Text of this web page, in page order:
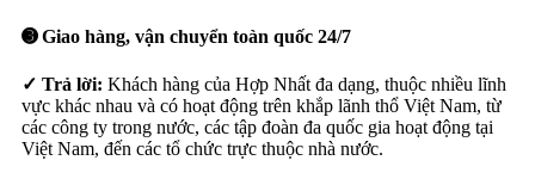
➌ Giao hàng, vận chuyển toàn quốc 24/7
✓ Trả lời: Khách hàng của Hợp Nhất đa dạng, thuộc nhiều lĩnh
vực khác nhau và có hoạt động trên khắp lãnh thổ Việt Nam, từ
các công ty trong nước, các tập đoàn đa quốc gia hoạt động tại
Việt Nam, đến các tổ chức trực thuộc nhà nước.